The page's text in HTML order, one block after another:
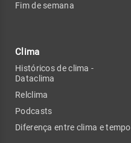
Fim de semana
Clima
Históricos de clima -
Dataclima
Relclima
Podcasts
Diferença entre clima e tempo